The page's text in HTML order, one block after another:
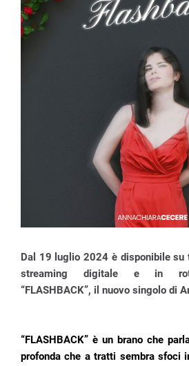
Dal 19 luglio 2024 è disponibile su
streaming digitale e in
“FLASHBACK”, il nuovo singolo di
“FLASHBACK” è un brano che
profonda che a tratti sembra sfoci